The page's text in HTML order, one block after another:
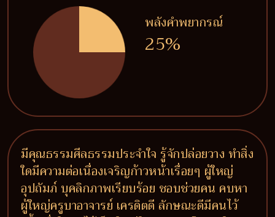
พลังคำพยากรณ์
25%
มีคุณธรรมศีลธรรมประจำใจ รู้จักปล่อยวาง ทำสิ่ง
ใดมีความต่อเนื่องเจริญก้าวหน้าเรื่อยๆ ผู้ใหญ่
อุปถัมภ์ บุคลิกภาพเรียบร้อย ชอบช่วยคน คบหา
ผู้ใหญ่ครูบาอาจารย์ เครดิตดี ลักษณะดีมีคนไว้